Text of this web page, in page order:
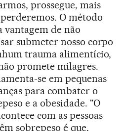
prossegue, mais
O método
vantagem de não
submeter nosso corpo
trauma alimentício,
promete milagres.
se em pequenas
para combater o
e a obesidade. "O
com as pessoas
sobrepeso é que,